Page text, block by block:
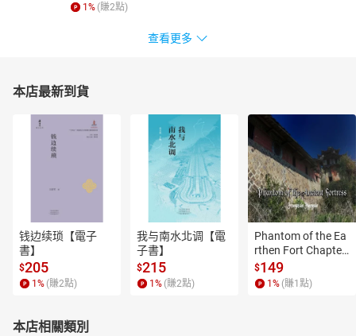
1 % (賺2點)
查看更多
本店最新到貨
钱边续琐【電子
書】
$205
1 % (賺2點)
我与南水北调【電
子書】
$215
1 % (賺2點)
Phantom of the Ea
rthen Fort Chapter
4【有聲書】
$149
1 % (賺1 點)
本店相關類別